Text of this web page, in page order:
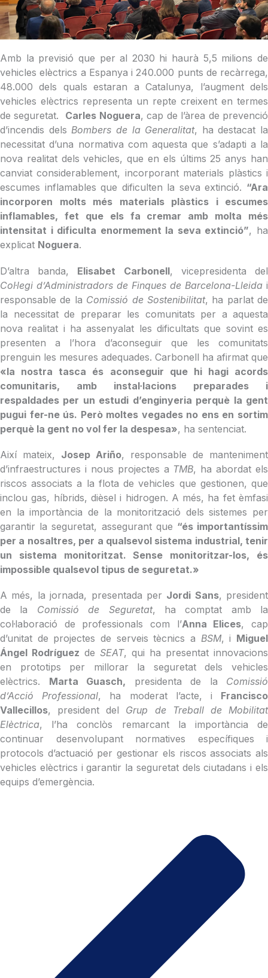
Amb la previsió que per al 2030 hi haurà 5,5 milions de
vehicles elèctrics a Espanya i 240.000 punts de recàrrega,
48.000 dels quals estaran a Catalunya, l’augment dels
vehicles elèctrics representa un repte creixent en termes
de seguretat. Carles Noguera, cap de l’àrea de prevenció
d’incendis delsBombers de la Generalitat, ha destacat la
necessitat d’una normativa com aquesta que s’adapti a la
nova realitat dels vehicles, que en els últims 25 anys han
canviat considerablement, incorporant materials plàstics i
escumes inflamables que dificulten la seva extinció. “Ara
incorporen molts més materials plàstics i escumes
inflamables, fet que els fa cremar amb molta més
intensitat i dificulta enormement la seva extinció”, ha
explicat Noguera.
D’altra banda, Elisabet Carbonell, vicepresidenta del
Col·legi d’Administradors de Finques de Barcelona-Lleida i
responsable de la Comissió de Sostenibilitat, ha parlat de
la necessitat de preparar les comunitats per a aquesta
nova realitat i ha assenyalat les dificultats que sovint es
presenten a l’hora d’aconseguir que les comunitats
prenguin les mesures adequades. Carbonell ha afirmat que
«la nostra tasca és aconseguir que hi hagi acords
comunitaris, amb instal·lacions preparades i
respaldades per un estudi d’enginyeria perquè la gent
pugui fer-ne ús. Però moltes vegades no ens en sortim
perquè la gent no vol fer la despesa», ha sentenciat.
Així mateix, Josep Ariño, responsable de manteniment
d’infraestructures i nous projectes a TMB, ha abordat els
riscos associats a la flota de vehicles que gestionen, que
inclou gas, híbrids, dièsel i hidrogen. A més, ha fet èmfasi
en la importància de la monitorització dels sistemes per
garantir la seguretat, assegurant que “és importantíssim
per a nosaltres, per a qualsevol sistema industrial, tenir
un sistema monitoritzat. Sense monitoritzar-los, és
impossible qualsevol tipus de seguretat.»
A més, la jornada, presentada per Jordi Sans, president
de la Comissió de Seguretat, ha comptat amb la
col·laboració de professionals com l’Anna Elices, cap
d’unitat de projectes de serveis tècnics a BSM, i Miguel
Ángel Rodríguez de SEAT, qui ha presentat innovacions
en prototips per millorar la seguretat dels vehicles
elèctrics. Marta Guasch, presidenta de la Comissió
d’Acció Professional, ha moderat l’acte, i Francisco
Vallecillos, president del Grup de Treball de Mobilitat
Elèctrica, l’ha conclòs remarcant la importància de
continuar desenvolupant normatives específiques i
protocols d’actuació per gestionar els riscos associats als
vehicles elèctrics i garantir la seguretat dels ciutadans i els
equips d’emergència.